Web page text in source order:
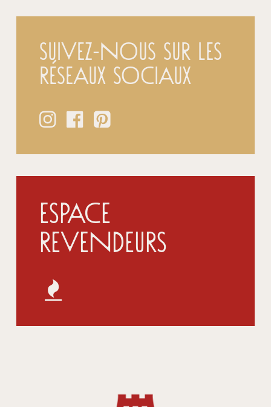
Suivez-nous sur les
réseaux sociaux
Espace
Revendeurs